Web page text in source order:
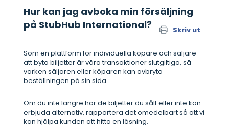
Hur kan jag avboka min försäljning
på StubHub International?
Skriv ut
Som en plattform för individuella köpare och säljare
att byta biljetter är våra transaktioner slutgiltiga, så
varken säljaren eller köparen kan avbryta
beställningen på sin sida.
Om du inte längre har de biljetter du sålt eller inte kan
erbjuda alternativ, rapportera det omedelbart så att vi
kan hjälpa kunden att hitta en lösning.